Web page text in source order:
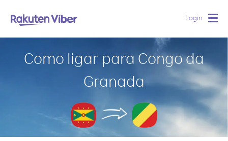
Login
Como ligar para Congo da
Granada